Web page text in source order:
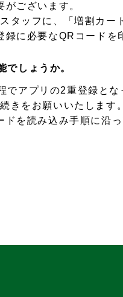
ございます。
タッフに、「増割カー
に必要なQRコードを
でしょうか。
アプリの2重登録とな
きをお願いいたします。
を読み込み手順に沿っ